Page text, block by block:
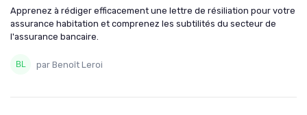
Apprenez à rédiger efficacement une lettre de résiliation pour votre
assurance habitation et comprenez les subtilités du secteur de
l'assurance bancaire.
par Benoît Leroi